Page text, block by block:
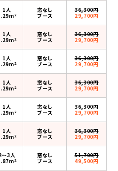
1人
2
窓なし
ブース
36,300円
29,700円
1人
2
窓なし
ブース
36,300円
29,700円
1人
2
窓なし
ブース
36,300円
29,700円
1人
2
窓なし
ブース
36,300円
29,700円
1人
2
窓なし
ブース
36,300円
29,700円
1人
2
窓なし
ブース
36,300円
29,700円
〜3人
2
窓なし
ブース
51,700円
49,500円